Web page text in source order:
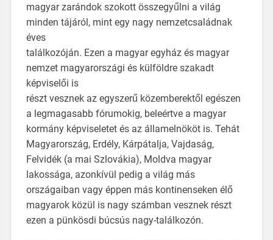
magyar zarándok szokott összegyűlni a világ
minden tájáról, mint egy nagy nemzetcsaládnak
éves
találkozóján. Ezen a magyar egyház és magyar
nemzet magyarországi és külföldre szakadt
képviselői is
részt vesznek az egyszerű közemberektől egészen
a legmagasabb fórumokig, beleértve a magyar
kormány képviseletet és az államelnököt is. Tehát
Magyarország, Erdély, Kárpátalja, Vajdaság,
Felvidék (a mai Szlovákia), Moldva magyar
lakossága, azonkívül pedig a világ más
országaiban vagy éppen más kontinenseken élő
magyarok közül is nagy számban vesznek részt
ezen a pünkösdi búcsús nagy-találkozón.